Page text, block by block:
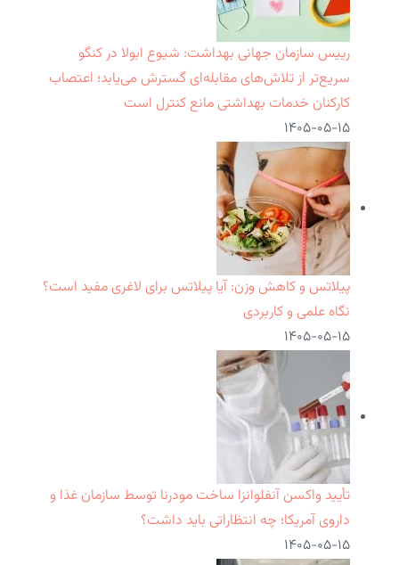
رییس سازمان جهانی بهداشت: شیوع ابولا در کنگو
سریع‌تر از تلاش‌های مقابله‌ای گسترش می‌یابد؛ اعتصاب
کارکنان خدمات بهداشتی مانع کنترل است
۱۴۰۵-۰۵-۱۵
پیلاتس و کاهش وزن: آیا پیلاتس برای لاغری مفید است؟
نگاه علمی و کاربردی
۱۴۰۵-۰۵-۱۵
تأیید واکسن آنفلوانزا ساخت مودرنا توسط سازمان غذا و
داروی آمریکا؛ چه انتظاراتی باید داشت؟
۱۴۰۵-۰۵-۱۵